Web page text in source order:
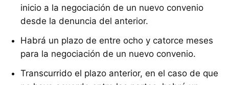
inicio a la negociación de un nuevo convenio
desde la denuncia del anterior.
Habrá un plazo de entre ocho y catorce meses
para la negociación de un nuevo convenio.
Transcurrido el plazo anterior, en el caso de que